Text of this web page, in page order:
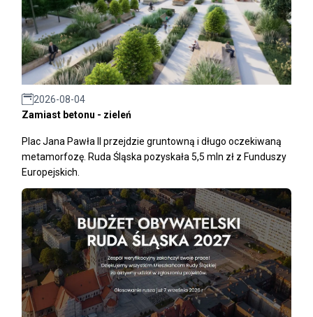
2026-08-04
Zamiast betonu - zieleń
Plac Jana Pawła II przejdzie gruntowną i długo oczekiwaną
metamorfozę. Ruda Śląska pozyskała 5,5 mln zł z Funduszy
Europejskich.